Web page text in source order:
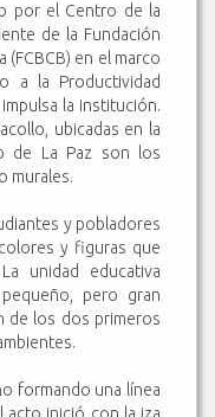
por el Centro de la
de la Fundación
(FCBCB) en el marco
a la Productividad
la institución.
ubicadas en la
de La Paz son los
murales.
y pobladores
y figuras que
unidad educativa
pero gran
de los dos primeros
formando una línea